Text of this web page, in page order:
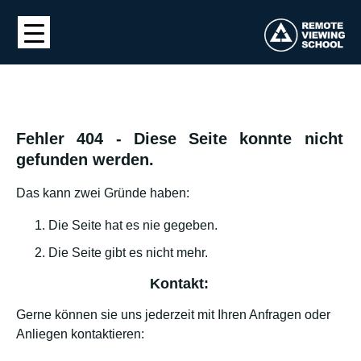
Fehler 404 - Diese Seite konnte nicht
gefunden werden.
Das kann zwei Gründe haben:
Die Seite hat es nie gegeben.
Die Seite gibt es nicht mehr.
Kontakt:
Gerne können sie uns jederzeit mit Ihren Anfragen oder
Anliegen kontaktieren: